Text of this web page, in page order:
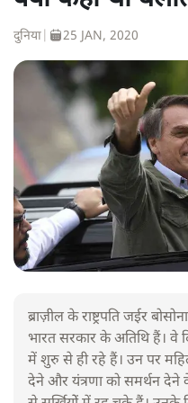
दुनिया 25 JAN, 2020
ब्राज़ील के राष्ट्रपति जईर
भारत सरकार के अतिथि हैं। वे
में शुरु से ही रहे हैं। उन पर
देने और यंत्रणा को समर्थन